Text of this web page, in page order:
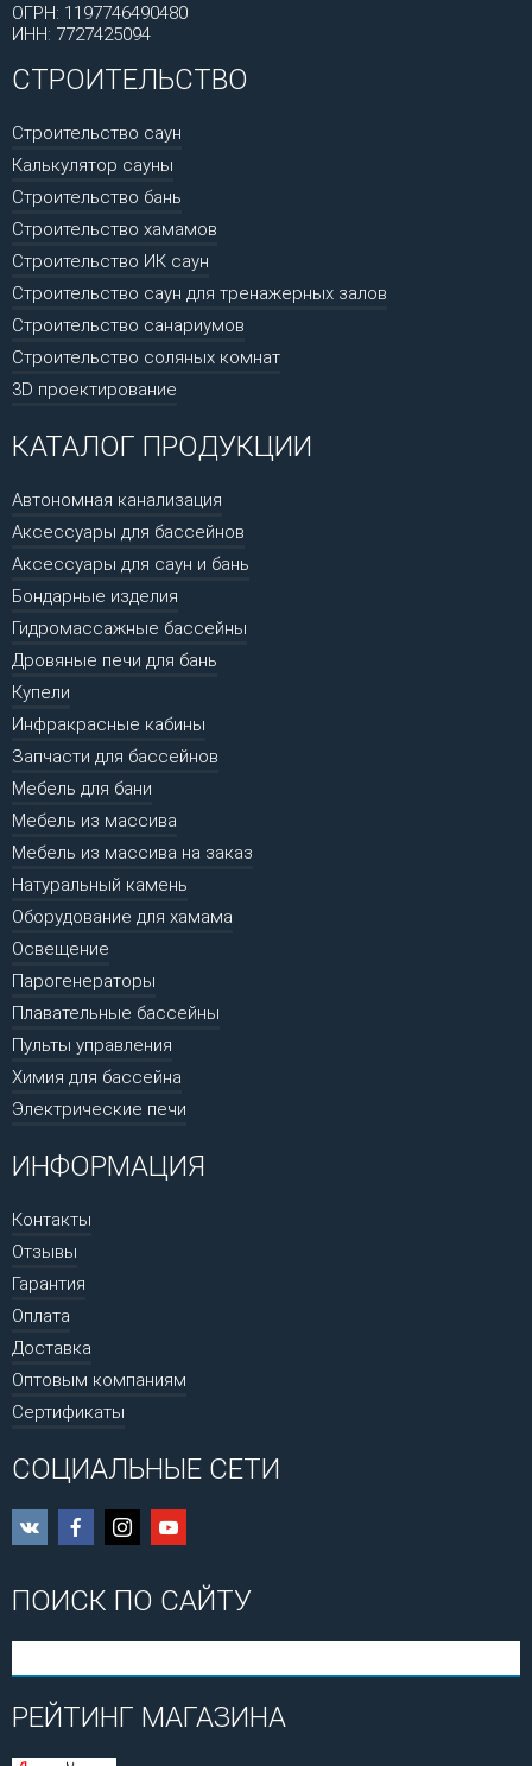
ОГРН: 1197746490480
ИНН: 7727425094
СТРОИТЕЛЬСТВО
Строительство саун
Калькулятор сауны
Строительство бань
Строительство хамамов
Строительство ИК саун
Строительство саун для тренажерных залов
Строительство санариумов
Строительство соляных комнат
3D проектирование
КАТАЛОГ ПРОДУКЦИИ
Автономная канализация
Аксессуары для бассейнов
Аксессуары для саун и бань
Бондарные изделия
Гидромассажные бассейны
Дровяные печи для бань
Купели
Инфракрасные кабины
Запчасти для бассейнов
Мебель для бани
Мебель из массива
Мебель из массива на заказ
Натуральный камень
Оборудование для хамама
Освещение
Парогенераторы
Плавательные бассейны
Пульты управления
Химия для бассейна
Электрические печи
ИНФОРМАЦИЯ
Контакты
Отзывы
Гарантия
Оплата
Доставка
Оптовым компаниям
Сертификаты
СОЦИАЛЬНЫЕ СЕТИ
ПОИСК ПО САЙТУ
РЕЙТИНГ МАГАЗИНА